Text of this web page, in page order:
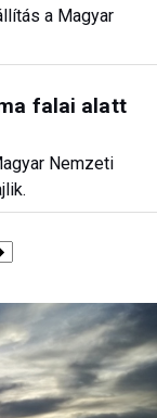
a Magyar
falai alatt
Nemzeti